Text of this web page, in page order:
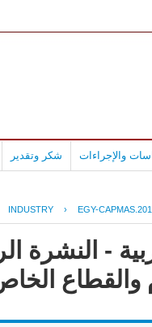
والإجراءات شكر وتقدير
INDUSTRY › EGY-
- النشرة
والقطاع